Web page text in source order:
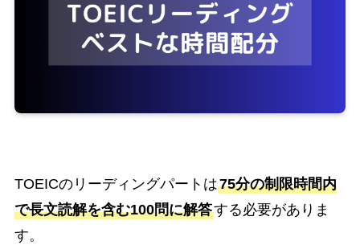
TOEICのリーディングパートは75分の制限時間内
で長文読解を含む100問に解答する必要がありま
す。